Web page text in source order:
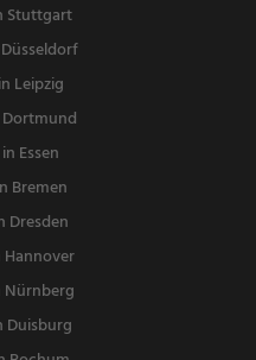
Stuttgart
Leipzig
Essen
Bremen
Dresden